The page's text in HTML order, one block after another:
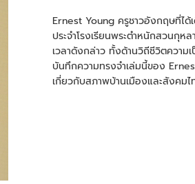
Ernest Young ครูชาวอังกฤษที่ได้
ประจำโรงเรียนพระตำหนักสวนกุห
เวลาดังกล่าว ทั้งด้านวิถีชีวิตความ
บันทึกความทรงจำเล่มนี้ของ
เกี่ยวกับสภาพบ้านเมืองและสังคม